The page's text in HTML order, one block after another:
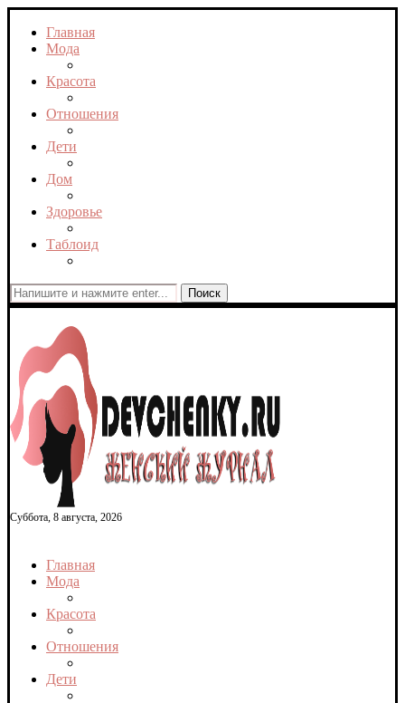
Главная
Мода
Красота
Отношения
Дети
Дом
Здоровье
Таблоид
Поиск
Суббота, 8 августа, 2026
Главная
Мода
Красота
Отношения
Дети